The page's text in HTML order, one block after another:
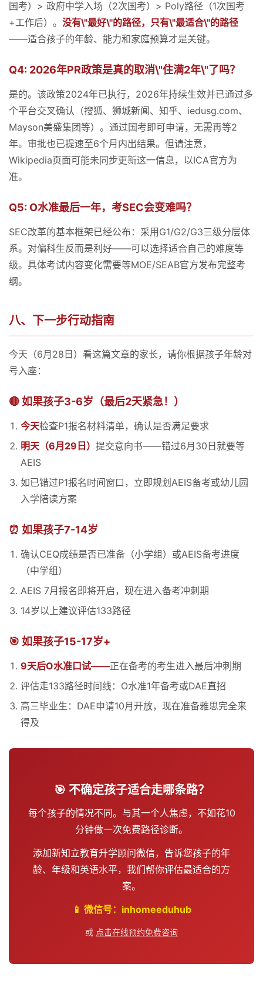
国考）> 政府中学入场（2次国考）> Poly路径（1次国考
+工作后）。 没有\"最好\"的路径，只有\"最适合\"的路径
——适合孩子的年龄、能力和家庭预算才是关键。
Q4: 2026年PR政策是真的取消\"住满2年\"了吗？
是的。该政策2024年已执行，2026年持续生效并已通过多
个平台交叉确认（搜狐、狮城新闻、知乎、iedusg.com、
Mayson美盛集团等）。通过国考即可申请，无需再等2
年。审批也已提速至6个月内出结果。但请注意，
Wikipedia页面可能未同步更新这一信息，以ICA官方为
准。
Q5: O水准最后一年，考SEC会变难吗？
SEC改革的基本框架已经公布：采用G1/G2/G3三级分层体
系。对偏科生反而是利好——可以选择适合自己的难度等
级。具体考试内容变化需要等MOE/SEAB官方发布完整考
纲。
八、下一步行动指南
今天（6月28日）看这篇文章的家长，请你根据孩子年龄对
号入座：
🔴 如果孩子3-6岁（最后2天紧急！）
今天检查P1报名材料清单，确认是否满足要求
明天（6月29日） 提交意向书——错过6月30日就要等
AEIS
如已错过P1报名时间窗口，立即规划AEIS备考或幼儿园
入学陪读方案
⏰ 如果孩子7-14岁
确认CEQ成绩是否已准备（小学组）或AEIS备考进度
（中学组）
AEIS 7月报名即将开启，现在进入备考冲刺期
14岁以上建议评估133路径
🎯 如果孩子15-17岁+
9天后O水准口试——正在备考的考生进入最后冲刺期
评估走133路径时间线：O水准1年备考或DAE直招
高三毕业生：DAE申请10月开放，现在准备雅思完全来
得及
🎯 不确定孩子适合走哪条路？
每个孩子的情况不同。与其一个人焦虑，不如花10
分钟做一次免费路径诊断。
添加新知立教育升学顾问微信，告诉您孩子的年
龄、年级和英语水平，我们帮你评估最适合的方
案。
📱 微信号：inhomeeduhub
或 点击在线预约免费咨询